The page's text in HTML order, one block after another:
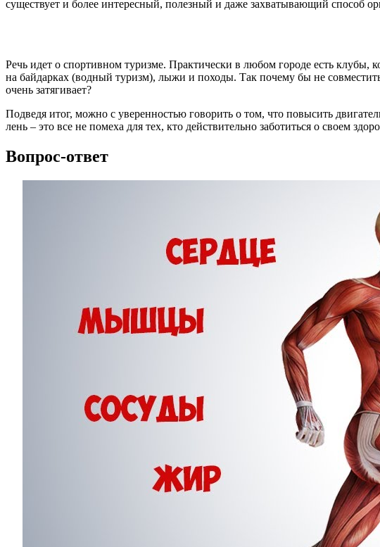
существует и более интересный, полезный и даже захватывающий способ
Речь идет о спортивном туризме. Практически в любом городе есть
на байдарках (водный туризм), лыжи и походы. Так почему бы не
очень затягивает?
Подведя итог, можно с уверенностью говорить о том, что повысить
лень – это все не помеха для тех, кто действительно заботиться о своем
Вопрос-ответ